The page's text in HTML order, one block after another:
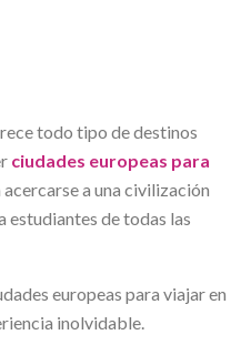
todo tipo de destinos
ciudades europeas para
a una civilización
estudiantes de todas las
europeas para viajar en
inolvidable.